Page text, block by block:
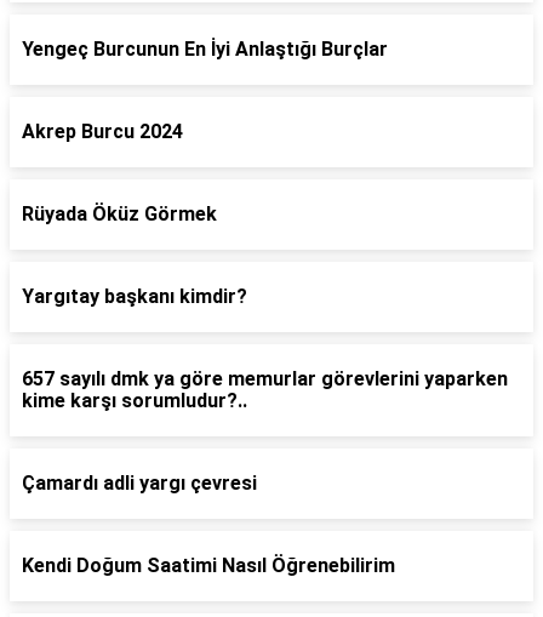
Yengeç Burcunun En İyi Anlaştığı Burçlar
Akrep Burcu 2024
Rüyada Öküz Görmek
Yargıtay başkanı kimdir?
657 sayılı dmk ya göre memurlar görevlerini yaparken
kime karşı sorumludur?..
Çamardı adli yargı çevresi
Kendi Doğum Saatimi Nasıl Öğrenebilirim